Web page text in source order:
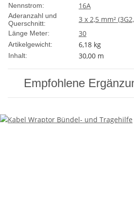
Nennstrom: 16A
Aderanzahl und
Querschnitt:
3 x 2,5 mm²
Länge Meter: 30
Artikelgewicht: 6,18 kg
Inhalt: 30,00 m
Empfohlene